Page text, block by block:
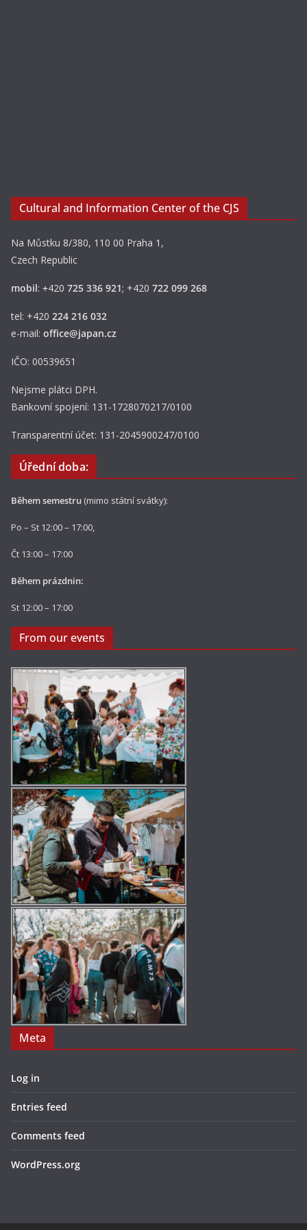
Cultural and Information Center of the CJS
Na Můstku 8/380, 110 00 Praha 1,
Czech Republic
mobil: +420 725 336 921; +420 722 099 268
tel: +420 224 216 032
e-mail: office@japan.cz
IČO: 00539651
Nejsme plátci DPH.
Bankovní spojení: 131-1728070217/0100
Transparentní účet: 131-2045900247/0100
Úřední doba:
Během semestru (mimo státní svátky):
Po – St 12:00 – 17:00,
Čt 13:00 – 17:00
Během prázdnin:
St 12:00 – 17:00
From our events
Meta
Log in
Entries feed
Comments feed
WordPress.org